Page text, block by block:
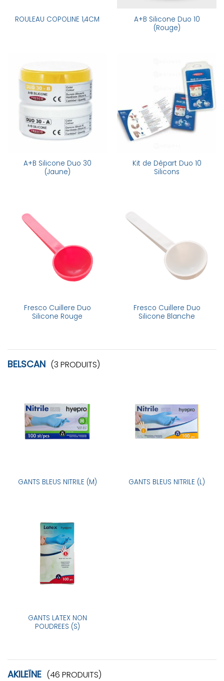
ROULEAU COPOLINE 1,4CM
A+B Silicone Duo 10
(Rouge)
A+B Silicone Duo 30
(Jaune)
Kit de Départ Duo 10
Silicons
Fresco Cuillere Duo
Silicone Rouge
Fresco Cuillere Duo
Silicone Blanche
BELSCAN (3 PRODUITS)
GANTS BLEUS NITRILE (M) GANTS BLEUS NITRILE (L)
GANTS LATEX NON
POUDREES (S)
AKILEÏNE (46 PRODUITS)